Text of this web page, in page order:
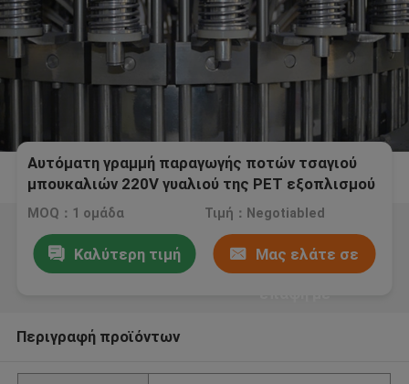
Αυτόματη γραμμή παραγωγής ποτών τσαγιού
μπουκαλιών 220V γυαλιού της PET εξοπλισμού
γεμίζοντας μηχανών χυμού φρούτων
MOQ：1 ομάδα Τιμή：Negotiabled
Καλύτερη τιμή Μας ελάτε σε
Περιγραφή προϊόντων